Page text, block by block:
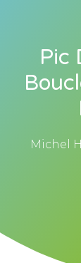
Pic
Michel